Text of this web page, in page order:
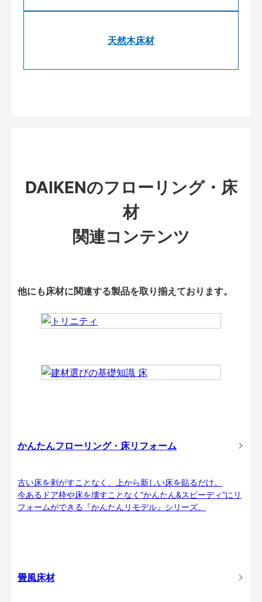
天然木床材
DAIKENのフローリング・床
材
関連コンテンツ
他にも床材に関連する製品を取り揃えております。
かんたんフローリング・床リフォーム
古い床を剥がすことなく、上から新しい床を貼るだけ。
今あるドア枠や床を壊すことなく“かんたん&スピーディ”にリ
フォームができる『かんたんリモデル』シリーズ。
畳風床材